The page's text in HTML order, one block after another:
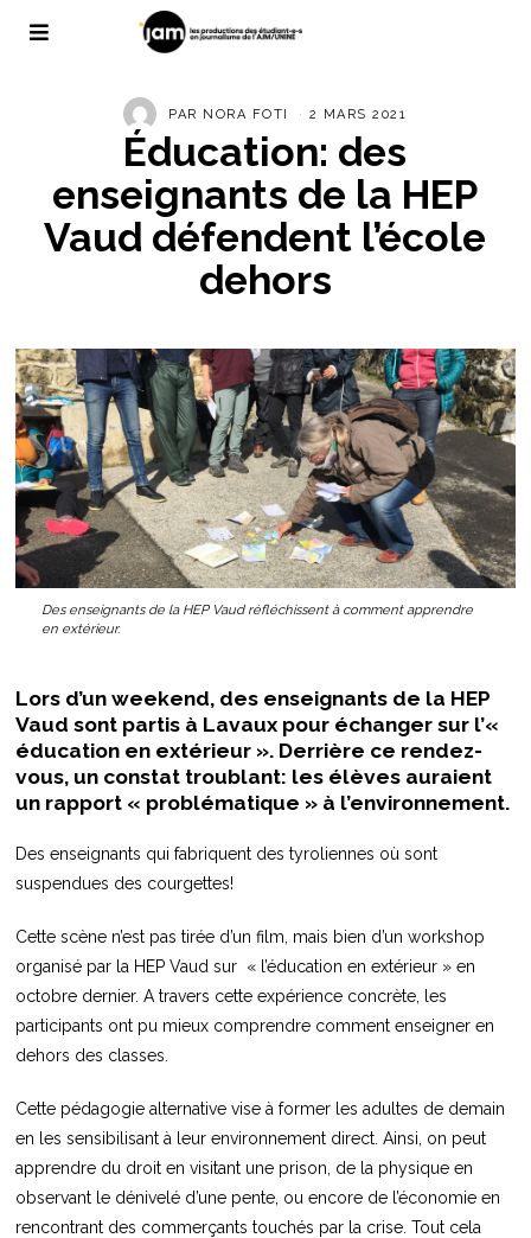
PAR NORA FOTI 2 MARS 2021
Éducation: des
enseignants de la HEP
Vaud défendent l’école
dehors
Des enseignants de la HEP Vaud réfléchissent à comment apprendre
en extérieur.
Lors d’un weekend, des enseignants de la HEP
Vaud sont partis à Lavaux pour échanger sur l’«
éducation en extérieur ». Derrière ce rendez-
vous, un constat troublant: les élèves auraient
un rapport « problématique » à l’environnement.
Des enseignants qui fabriquent des tyroliennes où sont
suspendues des courgettes!
Cette scène n’est pas tirée d’un film, mais bien d’un workshop
organisé par la HEP Vaud sur « l’éducation en extérieur » en
octobre dernier. A travers cette expérience concrète, les
participants ont pu mieux comprendre comment enseigner en
dehors des classes.
Cette pédagogie alternative vise à former les adultes de demain
en les sensibilisant à leur environnement direct. Ainsi, on peut
apprendre du droit en visitant une prison, de la physique en
observant le dénivelé d’une pente, ou encore de l’économie en
rencontrant des commerçants touchés par la crise. Tout cela